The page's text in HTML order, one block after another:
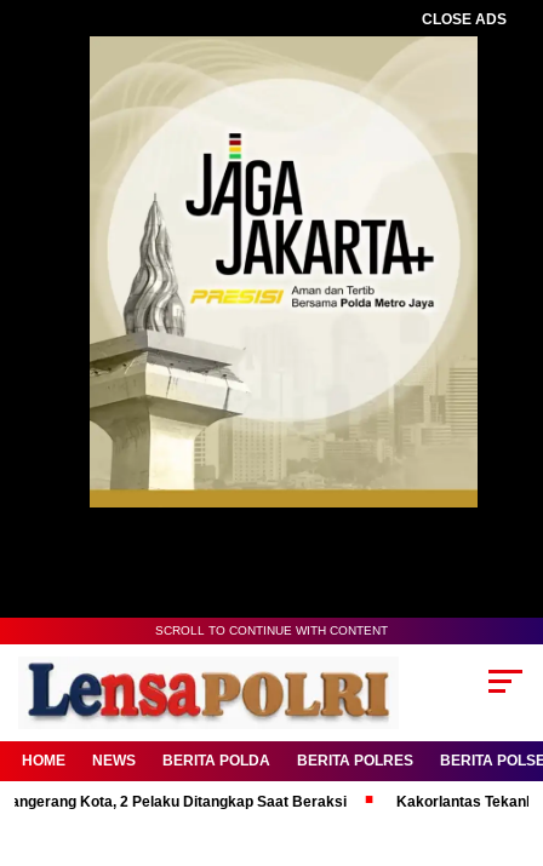
CLOSE ADS
SCROLL TO CONTINUE WITH CONTENT
HOME NEWS BERITA POLDA BERITA POLRES BERITA
Kota, 2 Pelaku Ditangkap Saat Beraksi Kakorlantas Tekankan